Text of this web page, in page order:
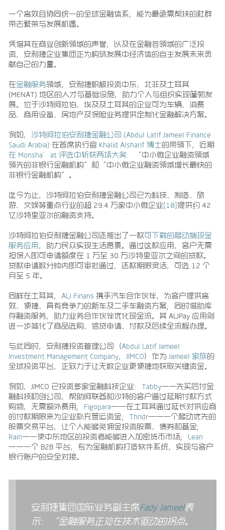
一个高效且协同统一的全球金融体系，能为最亟需帮扶的社群
带去繁荣与发展机遇。
凭借其在商业创新领域的声誉，以及在金融各领域的广泛投
资，安利捷企业集团正为构筑发展中经济体的自主发展未来贡
献自己的力量。
在金融服务领域，安利捷积极投资中东、北非及土耳其
(MENAT) 地区的人才与基础设施，助力个人与组织实现蓬勃发
展。位于沙特阿拉伯、埃及及土耳其的企业可为车辆、消费
品、商用设备、房地产及保险业务提供定制化金融解决方案。
例如， 沙特阿拉伯安利捷金融公司 (Abdul Latif Jameel Finance
Saudi Arabia) 在首席执行官 Khalid Alsharif 博士的带领下，近期
在 Monsha’at 评选中斩获两项大奖：
“中小微企业融资领域
领先的非银行金融机构”和“中小微企业融资领域增长最快的
非银行金融机构”。
迄今为止，沙特阿拉伯安利捷金融公司已为科技、制造、旅
游、文娱等重点行业的超 29.4 万家中小微企业 [18] 提供约 42
亿沙特里亚尔的融资支持。
沙特阿拉伯安利捷金融公司还推出了一款可下载的移动端现金
服务应用 ，助力民众实现生活愿景。通过这款应用，客户无需
担保人即可申请额度在 1 万至 30 万沙特里亚尔之间的贷款。
贷款申请数分钟内即可审批通过，还款期限灵活，可选 12 个
月至 5 年。
同样在土耳其， ALJ Finans 携手汽车合作伙伴，为客户提供高
效、便捷、具有竞争力的新车及二手车融资方案；同时借助库
存融资服务，助力业务合作伙伴优化现金流。其 ALJPay 应用则
进一步简化了商品选购、信贷申请、付款及后续全流程办理。
与此同时，安利捷投资管理公司（Abdul Latif Jameel
Investment Management Company，JIMCO）作为 Jameel 家族的
全球投资平台，正致力于让无数企业更便捷地获取关键资金。
例如，JIMCO 已投资多家金融科技企业： Tabby——先买后付金
融科技初创公司，帮助阿联酋和沙特的客户通过延期付款方式
购物，无需额外费用； Figopara——在土耳其通过延长对供应商
的付款期限来为企业补充营运资金； Thndr——一个移动优先的
股票交易平台，让个人能够免佣金投资股票、债券和基金；
Rain——使中东地区的投资者能够进入加密货币市场； Lean
——一个 B2B 平台，专为金融机构打造软件系统，实现与客户
银行账户的安全对接。
安利捷集团国际业务副主席Fady Jameel表
示：“金融服务正处在技术驱动的拐点。